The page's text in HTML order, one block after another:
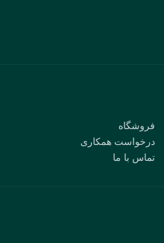
فروشگاه
درخواست همکاری
تماس با ما